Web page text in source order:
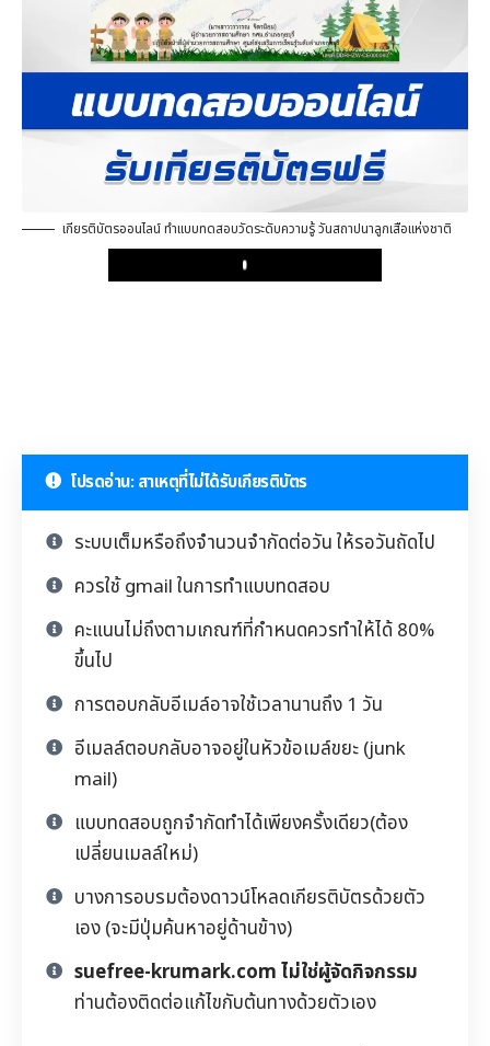
เกียรติบัตรออนไลน์ ทำแบบทดสอบวัดระดับความรู้ วันสถาปนาลูกเสือแห่งชาติ
Play
โปรดอ่าน: สาเหตุที่ไม่ได้รับเกียรติบัตร
ระบบเต็มหรือถึงจำนวนจำกัดต่อวัน ให้รอวันถัดไป
ควรใช้ gmail ในการทำแบบทดสอบ
คะแนนไม่ถึงตามเกณฑ์ที่กำหนดควรทำให้ได้ 80%
ขึ้นไป
การตอบกลับอีเมล์อาจใช้เวลานานถึง 1 วัน
อีเมลล์ตอบกลับอาจอยู่ในหัวข้อเมล์ขยะ (junk
mail)
แบบทดสอบถูกจำกัดทำได้เพียงครั้งเดียว(ต้อง
เปลี่ยนเมลล์ใหม่)
บางการอบรมต้องดาวน์โหลดเกียรติบัตรด้วยตัว
เอง (จะมีปุ่มค้นหาอยู่ด้านข้าง)
suefree-krumark.com ไม่ใช่ผู้จัดกิจกรรม
ท่านต้องติดต่อแก้ไขกับต้นทางด้วยตัวเอง